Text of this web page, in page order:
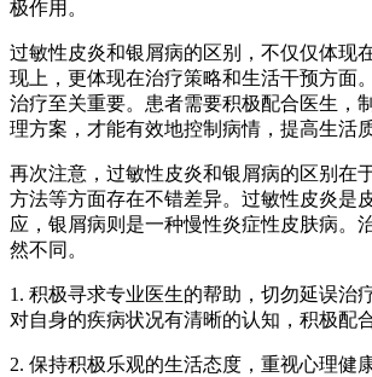
极作用。
过敏性皮炎和银屑病的区别，不仅仅体现
现上，更体现在治疗策略和生活干预方面
治疗至关重要。患者需要积极配合医生，
理方案，才能有效地控制病情，提高生活质
再次注意，过敏性皮炎和银屑病的区别在
方法等方面存在不错差异。过敏性皮炎是
应，银屑病则是一种慢性炎症性皮肤病。
然不同。
1. 积极寻求专业医生的帮助，切勿延误治
对自身的疾病状况有清晰的认知，积极配
2. 保持积极乐观的生活态度，重视心理健